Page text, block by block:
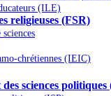
(ILE)
religieuses (FSR)
chrétiennes (IEIC)
sciences politiques